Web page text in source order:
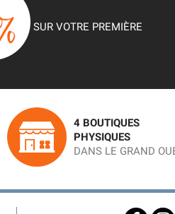
SUR VOTRE PREMIÈRE
4 BOUTIQUES
PHYSIQUES
DANS LE GRAND